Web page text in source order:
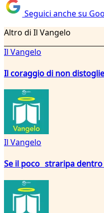
Seguici anche su
Altro di Il Vangelo
Il Vangelo
Il coraggio di non
Il Vangelo
Se il poco straripa